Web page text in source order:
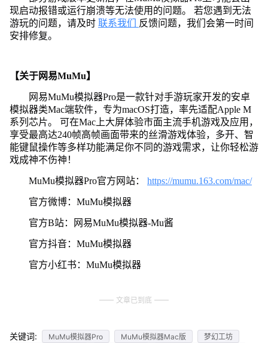
现启动报错或运行崩溃等无法使用的问题。 若您遇到无法
游玩的问题，请及时 联系我们
反馈问题，我们会第一时间
安排修复。
【关于网易MuMu】
网易MuMu模拟器Pro是一款针对手游玩家开发的安卓
模拟器类Mac端软件，专为macOS打造，率先适配Apple M
系列芯片。 可在Mac上大屏体验市面主流手机游戏及应用，
享受最高达240帧高帧画面带来的丝滑游戏体验，多开、智
能键鼠操作等多样功能满足你不同的游戏需求，让你轻松游
戏成神不伤神！
MuMu模拟器Pro官方网站： https://mumu.163.com/mac/
官方微博：MuMu模拟器
官方B站：网易MuMu模拟器-Mu酱
官方抖音：MuMu模拟器
官方小红书：MuMu模拟器
文章已到底
关键词: MuMu模拟器Pro MuMu模拟器Mac版
梦幻工坊